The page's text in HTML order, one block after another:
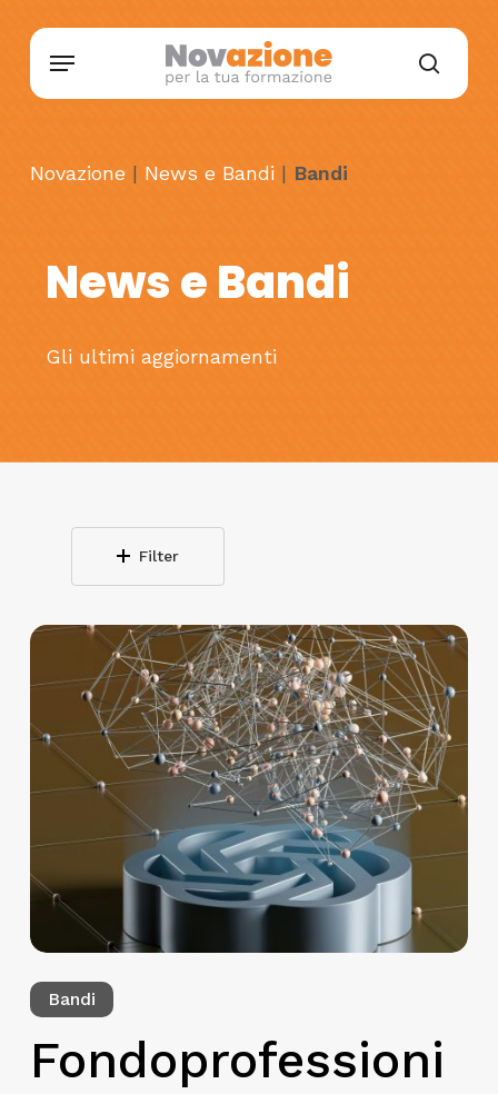
main
Menu
Novazione | News e Bandi| Bandi
News e Bandi
Gli ultimi aggiornamenti
Filter
Bandi
Fondoprofessioni